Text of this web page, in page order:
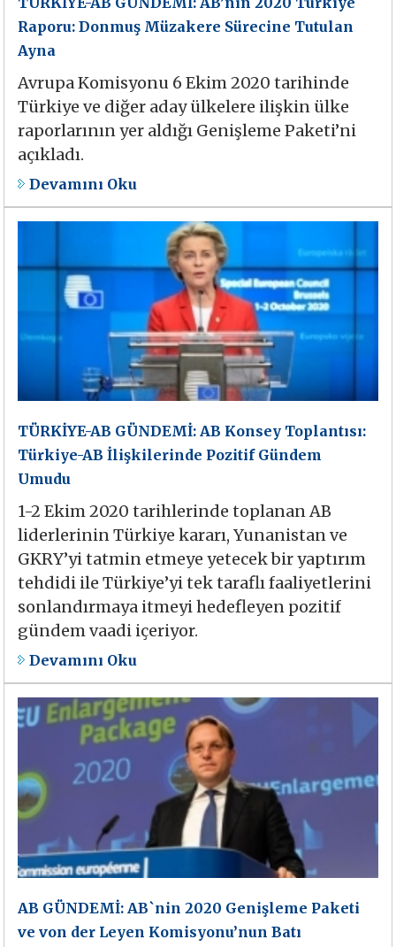
Raporu: Donmuş Müzakere Sürecine Tutulan
Ayna
Avrupa Komisyonu 6 Ekim 2020 tarihinde
Türkiye ve diğer aday ülkelere ilişkin ülke
raporlarının yer aldığı Genişleme Paketi’ni
açıkladı.
Devamını Oku
TÜRKİYE-AB GÜNDEMİ: AB Konsey Toplantısı:
Türkiye-AB İlişkilerinde Pozitif Gündem
Umudu
1-2 Ekim 2020 tarihlerinde toplanan AB
liderlerinin Türkiye kararı, Yunanistan ve
GKRY’yi tatmin etmeye yetecek bir yaptırım
tehdidi ile Türkiye’yi tek taraflı faaliyetlerini
sonlandırmaya itmeyi hedefleyen pozitif
gündem vaadi içeriyor.
Devamını Oku
AB GÜNDEMİ: AB`nin 2020 Genişleme Paketi
ve von der Leyen Komisyonu’nun Batı